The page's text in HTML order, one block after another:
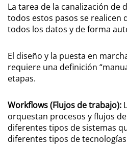
La tarea de la canalización de
todos estos pasos se realicen
todos los datos y de forma
El diseño y la puesta en
requiere una definición
etapas.
Workflows (Flujos de trabajo):
orquestan procesos y flujos
diferentes tipos de sistemas
diferentes tipos de